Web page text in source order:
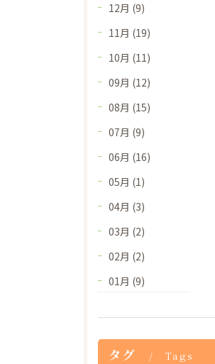
12月 (9)
11月 (19)
10月 (11)
09月 (12)
08月 (15)
07月 (9)
06月 (16)
05月 (1)
04月 (3)
03月 (2)
02月 (2)
01月 (9)
タグ Tags